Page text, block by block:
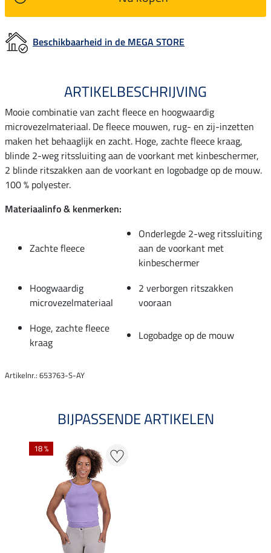
Beschikbaarheid in de MEGA STORE
ARTIKELBESCHRIJVING
Mooie combinatie van zacht fleece en hoogwaardig
microvezelmateriaal. De fleece mouwen, rug- en zij-inzetten
maken het behaaglijk en zacht. Hoge, zachte fleece kraag,
blinde 2-weg ritssluiting aan de voorkant met kinbeschermer,
2 blinde ritszakken aan de voorkant en logobadge op de mouw.
100 % polyester.
Materiaalinfo & kenmerken:
Zachte fleece
Onderlegde 2-weg ritssluiting
aan de voorkant met
kinbeschermer
Hoogwaardig
microvezelmateriaal
2 verborgen ritszakken
vooraan
Hoge, zachte fleece
kraag
Logobadge op de mouw
Artikelnr.: 653763-S-AY
BIJPASSENDE ARTIKELEN
18 %